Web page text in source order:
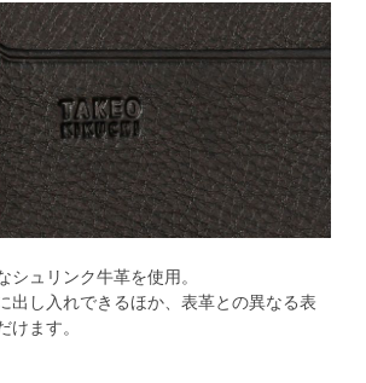
シュリンク牛革を使用。
出し入れできるほか、表革との異なる表
けます。